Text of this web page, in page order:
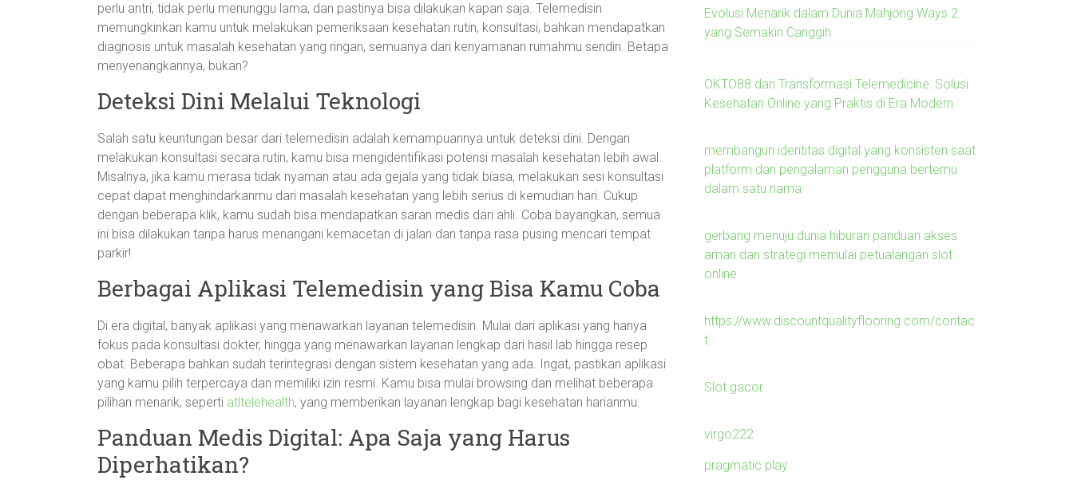
perlu antri, tidak perlu menunggu lama, dan pastinya bisa dilakukan kapan saja. Telemedisin
memungkinkan kamu untuk melakukan pemeriksaan kesehatan rutin, konsultasi, bahkan mendapatkan
diagnosis untuk masalah kesehatan yang ringan, semuanya dari kenyamanan rumahmu sendiri. Betapa
menyenangkannya, bukan?
Deteksi Dini Melalui Teknologi
Salah satu keuntungan besar dari telemedisin adalah kemampuannya untuk deteksi dini. Dengan
melakukan konsultasi secara rutin, kamu bisa mengidentifikasi potensi masalah kesehatan lebih awal.
Misalnya, jika kamu merasa tidak nyaman atau ada gejala yang tidak biasa, melakukan sesi konsultasi
cepat dapat menghindarkanmu dari masalah kesehatan yang lebih serius di kemudian hari. Cukup
dengan beberapa klik, kamu sudah bisa mendapatkan saran medis dari ahli. Coba bayangkan, semua
ini bisa dilakukan tanpa harus menangani kemacetan di jalan dan tanpa rasa pusing mencari tempat
parkir!
Berbagai Aplikasi Telemedisin yang Bisa Kamu Coba
Di era digital, banyak aplikasi yang menawarkan layanan telemedisin. Mulai dari aplikasi yang hanya
fokus pada konsultasi dokter, hingga yang menawarkan layanan lengkap dari hasil lab hingga resep
obat. Beberapa bahkan sudah terintegrasi dengan sistem kesehatan yang ada. Ingat, pastikan aplikasi
yang kamu pilih terpercaya dan memiliki izin resmi. Kamu bisa mulai browsing dan melihat beberapa
pilihan menarik, seperti atltelehealth, yang memberikan layanan lengkap bagi kesehatan harianmu.
Panduan Medis Digital: Apa Saja yang Harus
Diperhatikan?
Evolusi Menarik dalam Dunia Mahjong Ways 2
yang Semakin Canggih
OKTO88 dan Transformasi Telemedicine: Solusi
Kesehatan Online yang Praktis di Era Modern
membangun identitas digital yang konsisten saat
platform dan pengalaman pengguna bertemu
dalam satu nama
gerbang menuju dunia hiburan panduan akses
aman dan strategi memulai petualangan slot
online
https://www.discountqualityflooring.com/contac
t
Slot gacor
virgo222
pragmatic play